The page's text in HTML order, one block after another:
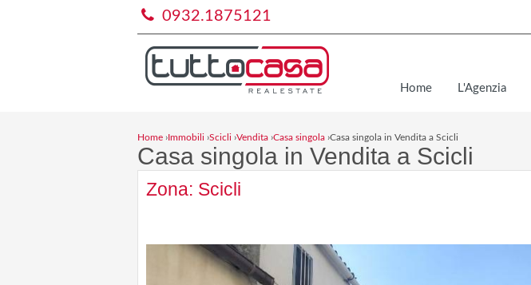
0932.1875121
Home L'Agenzia
Home ›Immobili ›Scicli ›Vendita ›Casa singola ›Casa singola in Vendita a Scicli
Casa singola in Vendita a Scicli
Zona: Scicli